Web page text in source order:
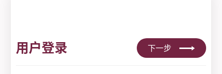
用户登录 下一步